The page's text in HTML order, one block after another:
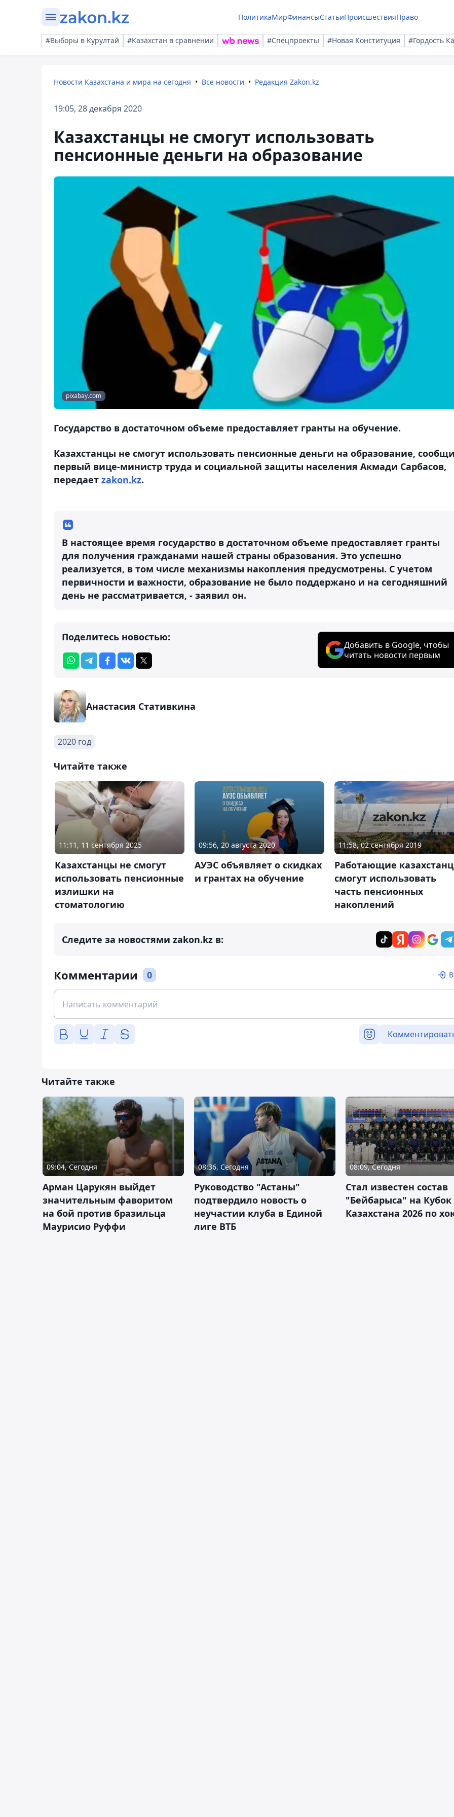
ПолитикаМирФинансыСтатьиПроисшествияПраво
#Выборы в Курултай #Казахстан в сравнении #Спецпроекты #Новая Конституция #Гордость
Новости Казахстана и мира на сегодня Все новости Редакция Zakon.kz
19:05, 28 декабря 2020
Казахстанцы не смогут использовать
пенсионные деньги на образование
pixabay.com
Государство в достаточном объеме предоставляет гранты на обучение.
Казахстанцы не смогут использовать пенсионные деньги на образование,
первый вице-министр труда и социальной защиты населения Акмади Сарбасов,
передает zakon.kz.
В настоящее время государство в достаточном объеме предоставляет гранты
для получения гражданами нашей страны образования. Это успешно
реализуется, в том числе механизмы накопления предусмотрены. С учетом
первичности и важности, образование не было поддержано и на сегодняшний
день не рассматривается, - заявил он.
Поделитесь новостью:
Добавить в Google, чтобы
читать новости первым
Анастасия Стативкина
2020 год
Читайте также
11:11, 11 сентября 2025
Казахстанцы не смогут
использовать пенсионные
излишки на
стоматологию
09:56, 20 августа 2020
АУЭС объявляет о скидках
и грантах на обучение
11:58, 02 сентября 2019
Работающие
смогут использовать
часть пенсионных
накоплений
Следите за новостями zakon.kz в:
Комментарии 0
Читайте также
09:04, Сегодня
Арман Царукян выйдет
значительным фаворитом
на бой против бразильца
Маурисио Руффи
08:36, Сегодня
Руководство "Астаны"
подтвердило новость о
неучастии клуба в Единой
лиге ВТБ
08:09, Сегодня
Стал известен состав
"Бейбарыса" на Кубок
Казахстана 2026 по